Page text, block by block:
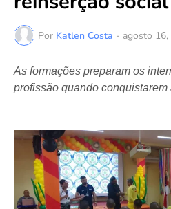
Por Katlen Costa - agosto
As formações preparam os
profissão quando conquistarem